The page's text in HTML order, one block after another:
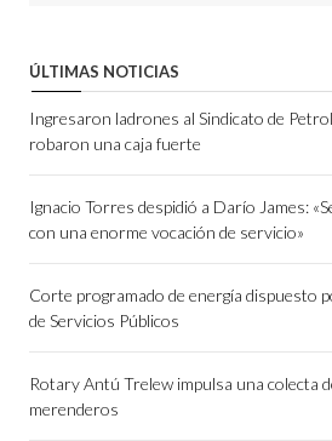
ÚLTIMAS NOTICIAS
Ingresaron ladrones al Sindicato de
robaron una caja fuerte
Ignacio Torres despidió a Darío James:
con una enorme vocación de servicio»
Corte programado de energía dispuesto
de Servicios Públicos
Rotary Antú Trelew impulsa una colecta
merenderos